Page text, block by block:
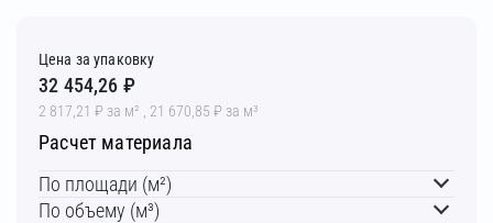
Цена за упаковку
32 454,26 ₽
2 817,21 ₽ за м² , 21 670,85 ₽ за м³
Расчет материала
По площади (м²)
По объему (м³)